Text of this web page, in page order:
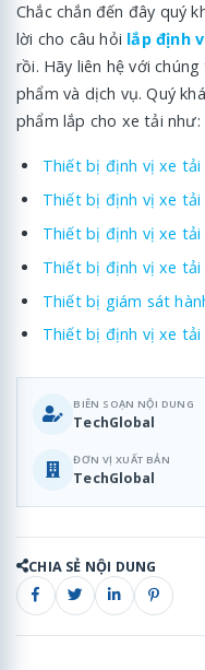
Chắc chắn đến đây quý
lời cho câu hỏi lắp định
rồi. Hãy liên hệ với
phẩm và dịch vụ. Quý
phẩm lắp cho xe tải như:
Thiết bị định vị xe
Thiết bị định vị xe
Thiết bị định vị xe tải
Thiết bị định vị xe
Thiết bị giám sát
Thiết bị định vị xe tải
BIÊN SOẠN NỘI DUNG
TechGlobal
ĐƠN VỊ XUẤT BẢN
TechGlobal
CHIA SẺ NỘI DUNG